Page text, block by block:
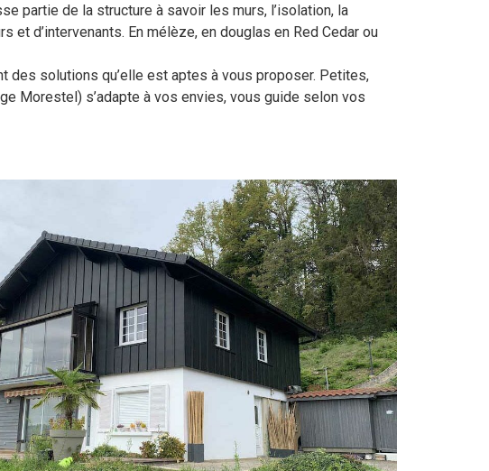
partie de la structure à savoir les murs, l’isolation, la
et d’intervenants. En mélèze, en douglas en Red Cedar ou
des solutions qu’elle est aptes à vous proposer. Petites,
Morestel) s’adapte à vos envies, vous guide selon vos